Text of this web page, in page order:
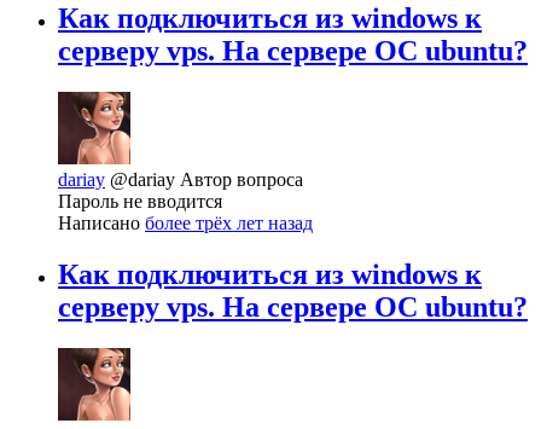
Как подключиться из windows к
серверу vps. На сервере ОС ubuntu?
dariay @dariay Автор вопроса
Пароль не вводится
Написано более трёх лет назад
Как подключиться из windows к
серверу vps. На сервере ОС ubuntu?